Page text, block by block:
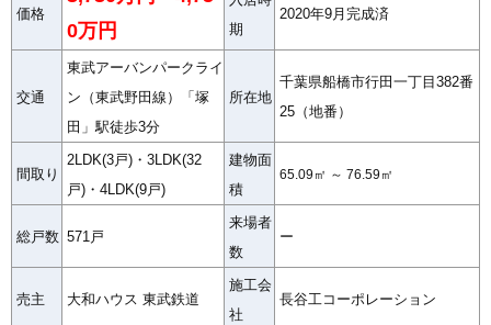
価格
0万円
期
2020年9月完成済
交通
東武アーバンパークライ
ン（東武野田線）「塚
田」駅徒歩3分
所在地
千葉県船橋市行田一丁目382番
25（地番）
間取り
2LDK(3戸)・3LDK(32
戸)・4LDK(9戸)
建物面
積
65.09㎡ ～ 76.59㎡
総戸数 571戸
来場者
数
ー
売主 大和ハウス 東武鉄道
施工会
社
長谷工コーポレーション